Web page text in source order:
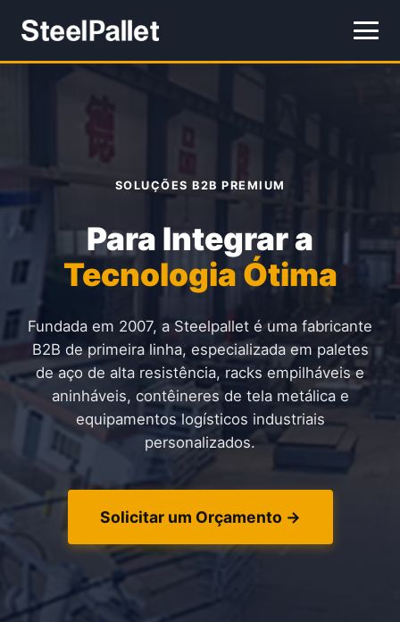
SOLUÇÕES B2B PREMIUM
Para Integrar a
Tecnologia Ótima
Fundada em 2007, a Steelpallet é uma fabricante
B2B de primeira linha, especializada em paletes
de aço de alta resistência, racks empilháveis e
aninháveis, contêineres de tela metálica e
equipamentos logísticos industriais
personalizados.
Solicitar um Orçamento →